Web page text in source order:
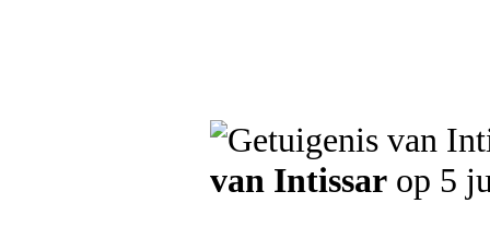
van Intissar op 5